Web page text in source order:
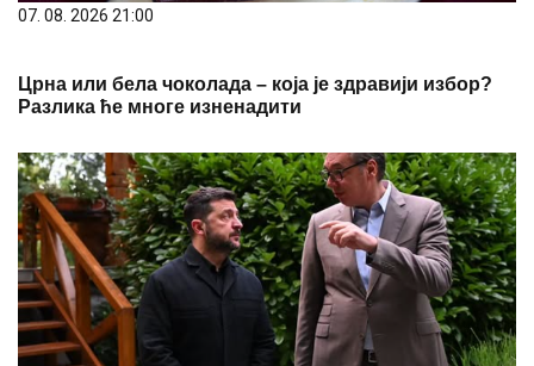
07. 08. 2026 21:00
Црна или бела чоколада – која је здравији избор?
Разлика ће многе изненадити